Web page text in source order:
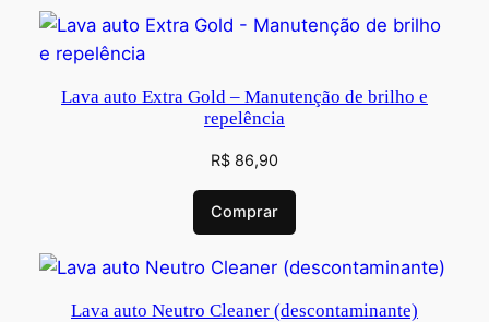
Lava auto Extra Gold – Manutenção de brilho e
repelência
R$ 86,90
Comprar
Lava auto Neutro Cleaner (descontaminante)